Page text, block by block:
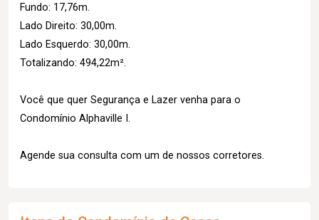
Fundo: 17,76m.
Lado Direito: 30,00m.
Lado Esquerdo: 30,00m.
Totalizando: 494,22m².
Você que quer Segurança e Lazer venha para o
Condomínio Alphaville I.
Agende sua consulta com um de nossos corretores.